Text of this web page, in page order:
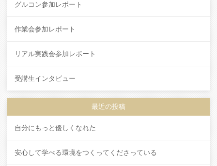
グルコン参加レポート
作業会参加レポート
リアル実践会参加レポート
受講生インタビュー
最近の投稿
自分にもっと優しくなれた
安心して学べる環境をつくってくださっている